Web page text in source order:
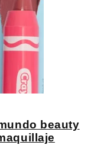
beauty